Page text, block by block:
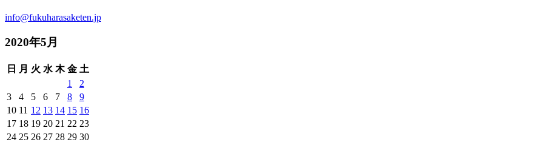
info@fukuharasaketen.jp
2020年5月
日 月 火 水 木 金 土
1
2
3
4 5 6 7 8
9
10 11 12 13 14 15 16
17 18 19 20 21 22 23
24 25 26 27 28 29 30